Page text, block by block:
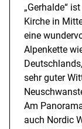
„Gerhalde“
Kirche in
eine
Alpenkette
sehr guter
Am
auch Nordic